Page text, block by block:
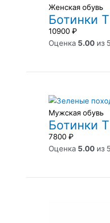
Женская обувь
Ботинки
10900 ₽
Оценка 5.00 из 5
Мужская обувь
Ботинки
7800 ₽
Оценка 5.00 из 5